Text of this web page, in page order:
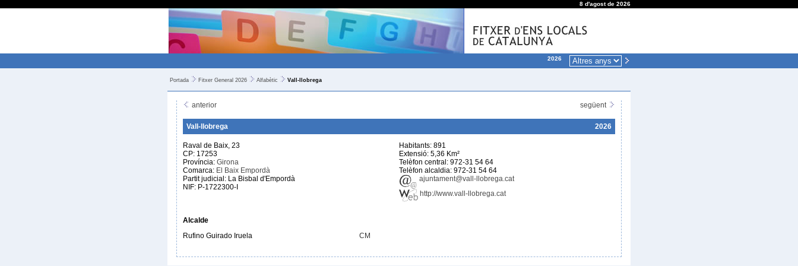
8 d'agost de 2026
2026
Portada Fitxer General 2026 Alfabètic Vall-llobrega
anterior següent
Vall-llobrega 2026
Raval de Baix, 23
CP: 17253
Província: Girona
Comarca: El Baix Empordà
Partit judicial: La Bisbal d'Empordà
NIF: P-1722300-I
Habitants: 891
Extensió: 5,36 Km²
Telèfon central: 972-31 54 64
Telèfon alcaldia: 972-31 54 64
ajuntament@vall-llobrega.cat
http://www.vall-llobrega.cat
Alcalde
Rufino Guirado Iruela
CM